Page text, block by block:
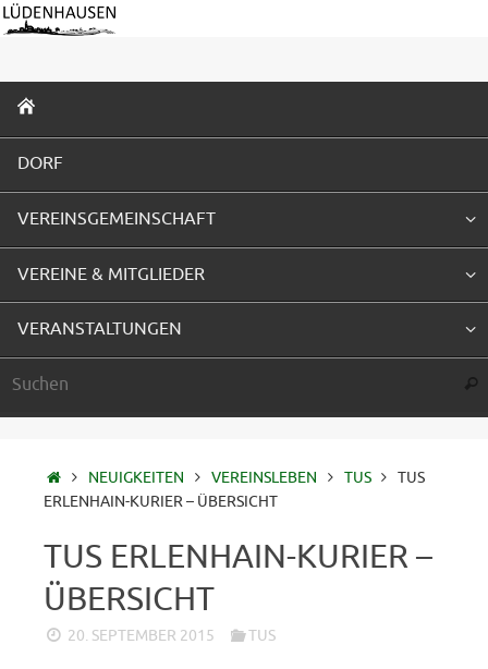
Zum
Inhalt
INHALT
SPRINGEN
DORF
VEREINSGEMEINSCHAFT
VEREINE & MITGLIEDER
VERANSTALTUNGEN
STARTSEITE
NEUIGKEITEN VEREINSLEBEN TUS
TUS
ERLENHAIN-KURIER – ÜBERSICHT
TUS ERLENHAIN-KURIER –
ÜBERSICHT
20. SEPTEMBER 2015 TUS